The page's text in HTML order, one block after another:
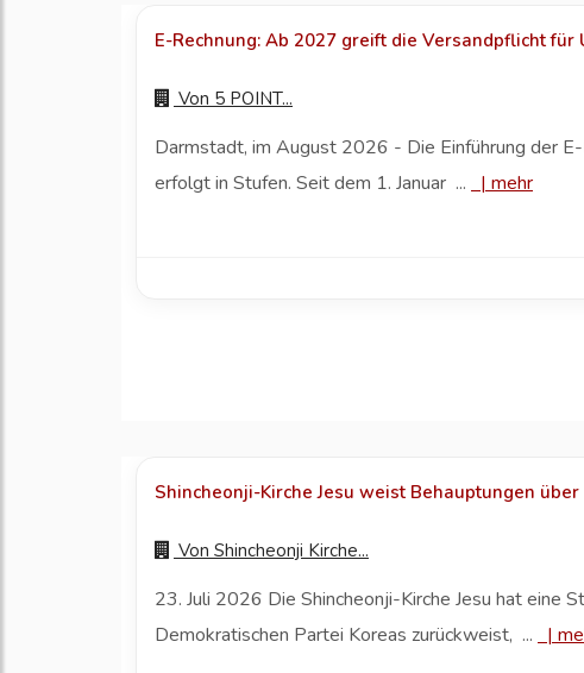
E-Rechnung: Ab 2027 greift die Versandpflicht für
Von 5 POINT...
Darmstadt, im August 2026 - Die Einführung der
erfolgt in Stufen. Seit dem 1. Januar ... |mehr
Shincheonji-Kirche Jesu weist Behauptungen
Von Shincheonji Kirche...
23. Juli 2026 Die Shincheonji-Kirche Jesu hat eine
Demokratischen Partei Koreas zurückweist, ... |